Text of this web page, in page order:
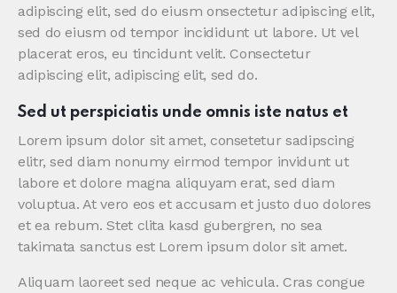
adipiscing elit, sed do eiusm onsectetur adipiscing elit,
sed do eiusm od tempor incididunt ut labore. Ut vel
placerat eros, eu tincidunt velit. Consectetur
adipiscing elit, adipiscing elit, sed do.
Sed ut perspiciatis unde omnis iste natus et
Lorem ipsum dolor sit amet, consetetur sadipscing
elitr, sed diam nonumy eirmod tempor invidunt ut
labore et dolore magna aliquyam erat, sed diam
voluptua. At vero eos et accusam et justo duo dolores
et ea rebum. Stet clita kasd gubergren, no sea
takimata sanctus est Lorem ipsum dolor sit amet.
Aliquam laoreet sed neque ac vehicula. Cras congue